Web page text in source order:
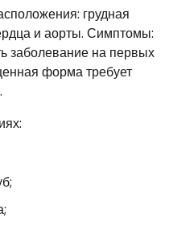
грудная
и аорты. Симптомы:
заболевание на первых
форма требует